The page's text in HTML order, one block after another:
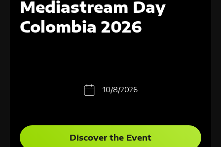
Mediastream Day
Colombia 2026
10/8/2026
Discover the Event